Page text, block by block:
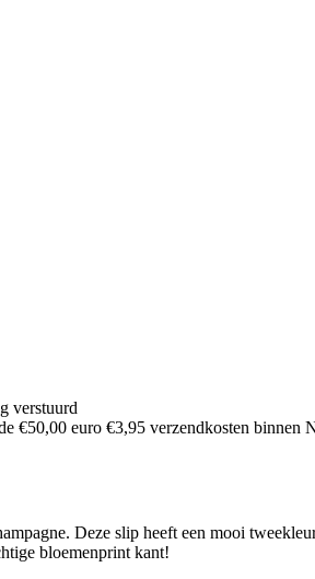
verstuurd
€50,00 euro €3,95 verzendkosten
Deze slip heeft een mooi
bloemenprint kant!